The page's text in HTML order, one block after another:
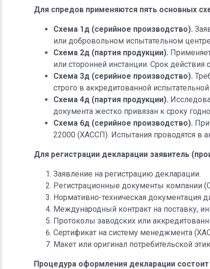
Для спредов применяются пять основных
Схема 1д (серийное производство).
или добровольном испытательном
Схема 2д (партия продукции).
или сторонней инстанции. Срок
Схема 3д (серийное производство).
строго в аккредитованной
Схема 4д (партия продукции).
документа жестко привязан к сроку
Схема 6д (серийное производство).
22000 (ХАССП). Испытания проводятся в
Для регистрации декларации заявитель
Заявление на регистрацию декларации.
Регистрационные документы
Нормативно-техническая документация
Международный контракт на поставку,
Протоколы заводских или
Сертификат на систему менеджмента
Макет или оригинал потребительской
Процедура оформления декларации